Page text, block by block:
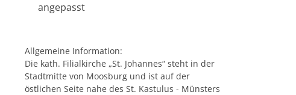
angepasst
Allgemeine Information:
Die kath. Filialkirche „St. Johannes“ steht in der
Stadtmitte von Moosburg und ist auf der
östlichen Seite nahe des St. Kastulus - Münsters